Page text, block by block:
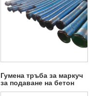
Гумена тръба за маркуч
за подаване на бетон